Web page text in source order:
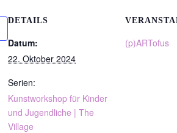
DETAILS
Datum:
22. Oktober 2024
Serien:
Kunstworkshop für Kinder
und Jugendliche | The
Village
(p)ARTofus